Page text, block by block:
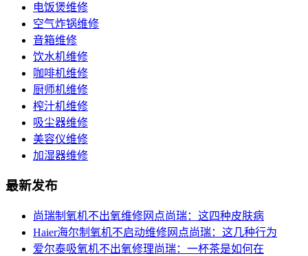
电饭煲维修
空气炸锅维修
音箱维修
饮水机维修
咖啡机维修
厨师机维修
榨汁机维修
吸尘器维修
美容仪维修
加湿器维修
最新发布
尚瑞制氧机不出氧维修网点尚瑞：这四种皮肤病
Haier海尔制氧机不启动维修网点尚瑞：这几种行为
爱尔泰吸氧机不出氧修理尚瑞：一杯茶是如何在